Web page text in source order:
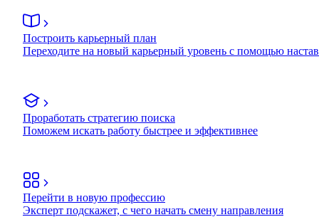
Построить карьерный план
Переходите на новый карьерный уровень с помощью
Проработать стратегию поиска
Поможем искать работу быстрее и эффективнее
Перейти в новую профессию
Эксперт подскажет, с чего начать смену направления